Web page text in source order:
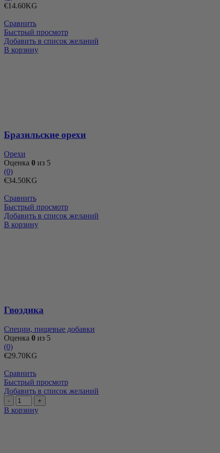
€14.60KG
Сравнить
Быстрый просмотр
Добавить в список желаний
Количество
В корзину
Бразильские орехи
Орехи
Оценка 0 из 5
(0)
€34.50KG
Сравнить
Быстрый просмотр
Добавить в список желаний
Количество
В корзину
Гвоздика
Специи, пищевые добавки
Оценка 0 из 5
(0)
€29.70KG
Сравнить
Быстрый просмотр
Добавить в список желаний
Количество
товара
Грецкие
В корзину